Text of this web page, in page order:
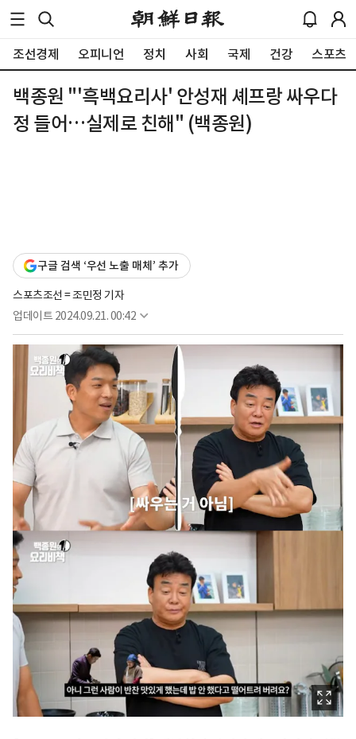
조선경제 오피니언 정치 사회 국제 건강 스포츠
백종원 "'흑백요리사' 안성재 셰프랑 싸우다
정 들어…실제로 친해" (백종원)
구글 검색 ‘우선 노출 매체’ 추가
스포츠조선 = 조민정 기자
업데이트 2024.09.21. 00:42